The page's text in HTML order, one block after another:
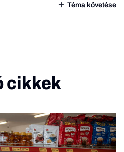
Téma követése
cikkek